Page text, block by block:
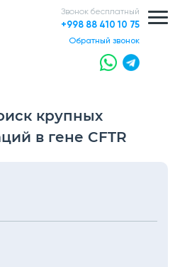
Звонок бесплатный
+998 88 410 10 75
обратный звонок
крупных
в гене CFTR